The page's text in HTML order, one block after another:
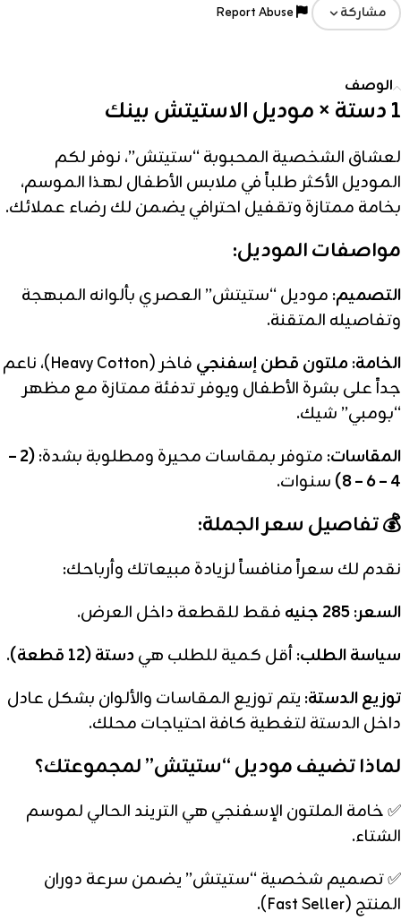
مشاركة
الوصف
1 دستة × موديل الاستيتش بينك
لعشاق الشخصية المحبوبة “ستيتش”، نوفر لكم
الموديل الأكثر طلباً في ملابس الأطفال لهذا الموسم،
بخامة ممتازة وتقفيل احترافي يضمن لك رضاء عملائك.
مواصفات الموديل:
التصميم: موديل “ستيتش” العصري بألوانه المبهجة
وتفاصيله المتقنة.
الخامة: ملتون قطن إسفنجي
فاخر (Heavy Cotton)، ناعم
جداً على بشرة الأطفال ويوفر تدفئة ممتازة مع مظهر
“بومبي” شيك.
المقاسات: متوفر بمقاسات محيرة ومطلوبة بشدة:
(2 –
4 – 6 – 8)
سنوات.
💰 تفاصيل سعر الجملة:
نقدم لك سعراً منافساً لزيادة مبيعاتك وأرباحك:
السعر:285 جنيه
فقط للقطعة داخل العرض.
سياسة الطلب:أقل كمية للطلب هيدستة (12 قطعة)
.
توزيع الدستة: يتم توزيع المقاسات والألوان بشكل عادل
داخل الدستة لتغطية كافة احتياجات محلك.
لماذا تضيف موديل “ستيتش” لمجموعتك؟
✅ خامة الملتون الإسفنجي هي التريند الحالي لموسم
الشتاء.
✅ تصميم شخصية “ستيتش” يضمن سرعة دوران
المنتج (Fast Seller).